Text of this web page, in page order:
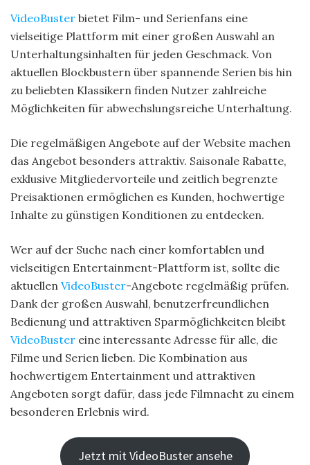
VideoBuster bietet Film- und Serienfans eine
vielseitige Plattform mit einer großen Auswahl an
Unterhaltungsinhalten für jeden Geschmack. Von
aktuellen Blockbustern über spannende Serien bis hin
zu beliebten Klassikern finden Nutzer zahlreiche
Möglichkeiten für abwechslungsreiche Unterhaltung.
Die regelmäßigen Angebote auf der Website machen
das Angebot besonders attraktiv. Saisonale Rabatte,
exklusive Mitgliedervorteile und zeitlich begrenzte
Preisaktionen ermöglichen es Kunden, hochwertige
Inhalte zu günstigen Konditionen zu entdecken.
Wer auf der Suche nach einer komfortablen und
vielseitigen Entertainment-Plattform ist, sollte die
aktuellen VideoBuster-Angebote regelmäßig prüfen.
Dank der großen Auswahl, benutzerfreundlichen
Bedienung und attraktiven Sparmöglichkeiten bleibt
VideoBuster eine interessante Adresse für alle, die
Filme und Serien lieben. Die Kombination aus
hochwertigem Entertainment und attraktiven
Angeboten sorgt dafür, dass jede Filmnacht zu einem
besonderen Erlebnis wird.
Jetzt mit VideoBuster ansehe